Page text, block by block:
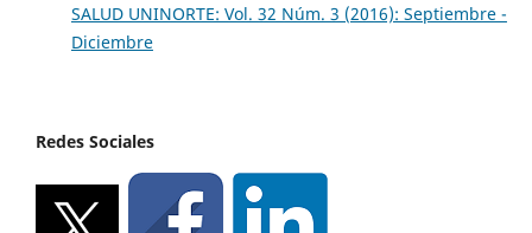
SALUD UNINORTE: Vol. 32 Núm. 3 (2016): Septiembre -
Diciembre
Redes Sociales